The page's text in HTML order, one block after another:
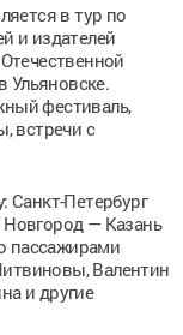
в тур по
и издателей
Ульяновске.
фестиваль,
встречи с
Санкт-Петербург
— Казань
пассажирами
Валентин
и другие